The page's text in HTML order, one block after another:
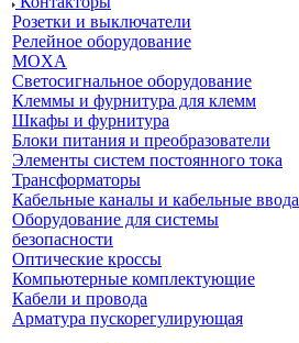
Розетки и выключатели
Релейное оборудование
MOXA
Светосигнальное оборудование
Клеммы и фурнитура для клемм
Шкафы и фурнитура
Блоки питания и преобразователи
Элементы систем постоянного тока
Трансформаторы
Кабельные каналы и кабельные ввода
Оборудование для системы
безопасности
Оптические кроссы
Компьютерные комплектующие
Кабели и провода
Арматура пускорегулирующая